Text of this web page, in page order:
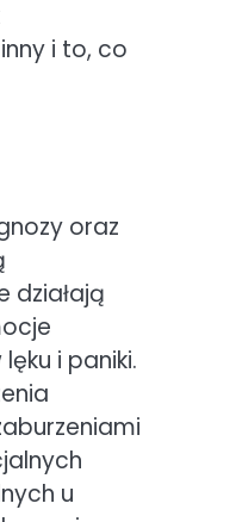
i to, co
oraz
działają
i paniki.
u